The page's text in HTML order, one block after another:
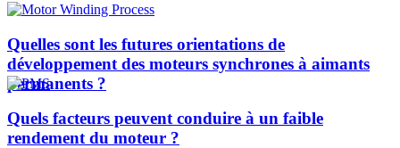
Quelles sont les futures orientations de
développement des moteurs synchrones à aimants
permanents ?
Quels facteurs peuvent conduire à un faible
rendement du moteur ?